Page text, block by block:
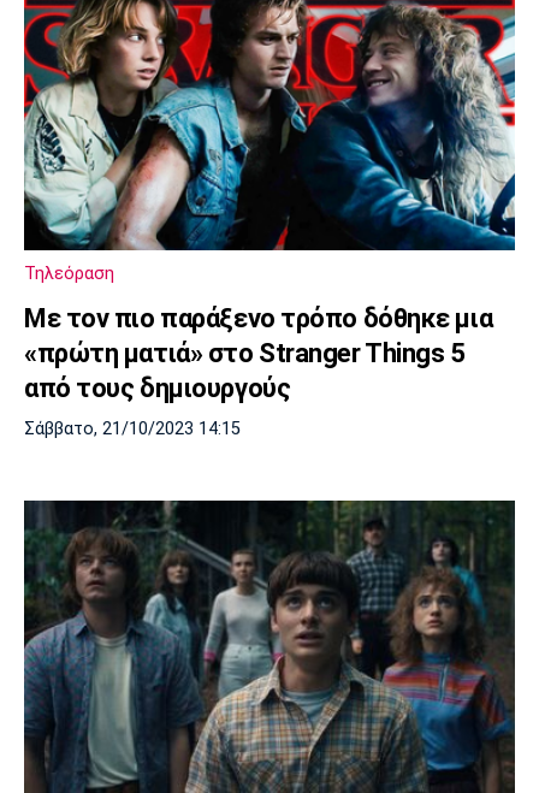
Τηλεόραση
Με τον πιο παράξενο τρόπο δόθηκε μια
«πρώτη ματιά» στο Stranger Things 5
από τους δημιουργούς
Σάββατο, 21/10/2023 14:15